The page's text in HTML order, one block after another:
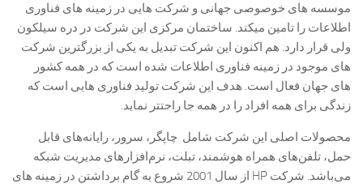
موسسه های خوصوصی جهانی و شرکت هایی در زمینه های فناوری
اطلاعات را تامین میکند. ساختمان مرکزی این شرکت در دره سیلکون
ولی قرار دارد. هم اکنون این شرکت تبدیل به یکی از بزرگترین شرکت
های موجود در زمینه فناوری اطلاعات شده است که در همه کشور
های جهان فعال است. هدف این شرکت تولید فناوری هایی است که
زندگی برای همه افراد را در همه جا راحتتر نماید.
محصولات اصلی این شرکت شامل چاپگر، سرور، رایانه‌های قابل
حمل، تلفن‌های همراه هوشمند، تبلت، نرم‌افزارهای مدیریت شبکه
می‌باشد. شرکت HP از سال 2001 شروع به گام برداشتن در زمینه های